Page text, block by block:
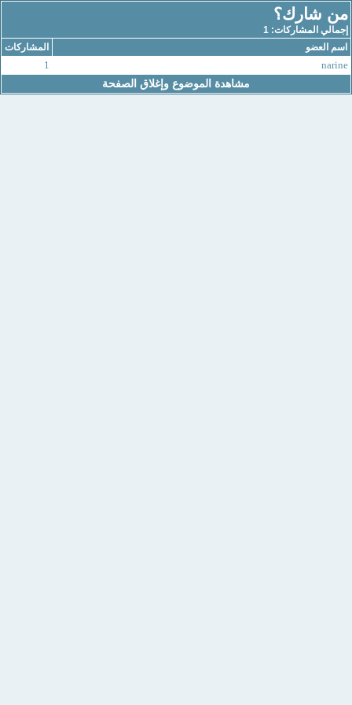
من شارك؟
إجمالي المشاركات: 1
اسم العضو
المشاركات
narine
1
مشاهدة الموضوع وإغلاق الصفحة